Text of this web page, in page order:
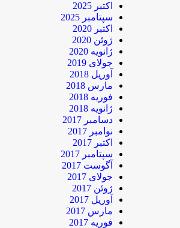
اکتبر 2025
سپتامبر 2025
اکتبر 2020
ژوئن 2020
ژانویه 2020
جولای 2019
آوریل 2018
مارس 2018
فوریه 2018
ژانویه 2018
دسامبر 2017
نوامبر 2017
اکتبر 2017
سپتامبر 2017
آگوست 2017
جولای 2017
ژوئن 2017
آوریل 2017
مارس 2017
فوریه 2017